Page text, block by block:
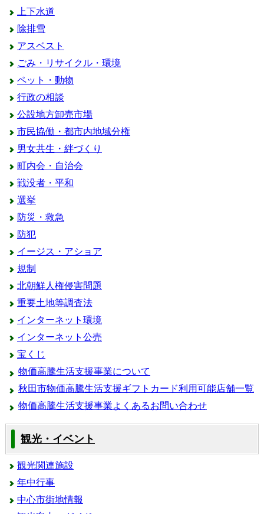
上下水道
除排雪
アスベスト
ごみ・リサイクル・環境
ペット・動物
行政の相談
公設地方卸売市場
市民協働・都市内地域分権
男女共生・絆づくり
町内会・自治会
戦没者・平和
選挙
防災・救急
防犯
イージス・アショア
規制
北朝鮮人権侵害問題
重要土地等調査法
インターネット環境
インターネット公売
宝くじ
物価高騰生活支援事業について
秋田市物価高騰生活支援ギフトカード利用可能店舗一覧
物価高騰生活支援事業よくあるお問い合わせ
観光・イベント
観光関連施設
年中行事
中心市街地情報